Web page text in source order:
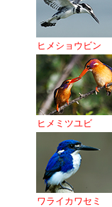
ヒメショウビン
ヒメミツユビ
ワライカワセミ